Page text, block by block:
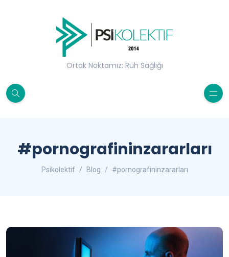
Ortak Noktamız: Ruh Sağlığı
#pornografininzararları
Psikolektif Blog #pornografininzararları